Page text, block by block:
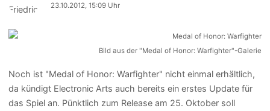
23.10.2012, 15:09 Uhr
Bild aus der "Medal of Honor: Warfighter"-Galerie
Noch ist "Medal of Honor: Warfighter" nicht einmal erhältlich,
da kündigt Electronic Arts auch bereits ein erstes Update für
das Spiel an. Pünktlich zum Release am 25. Oktober soll